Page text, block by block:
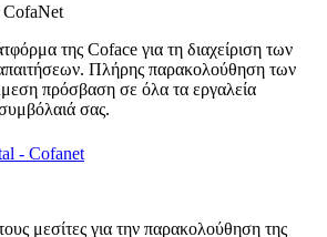
της Coface για τη διαχείριση των
Πλήρης παρακολούθηση των
πρόσβαση σε όλα τα εργαλεία
σας.
- Cofanet
μεσίτες για την παρακολούθηση της